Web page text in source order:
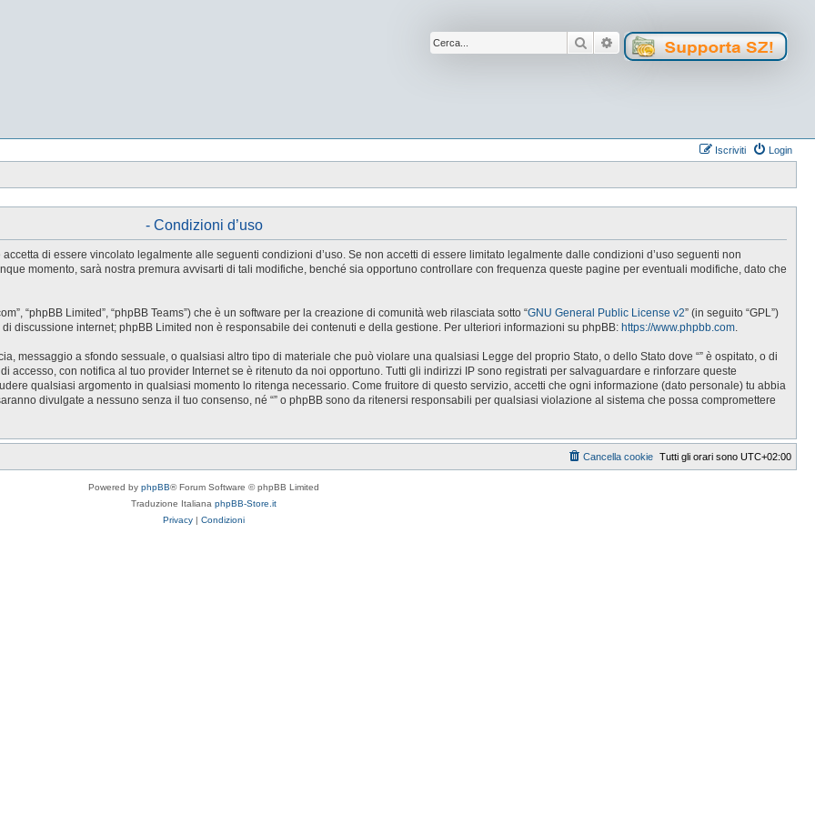
Cerca Ricerca avanzata
Login
Iscriviti
- Condizioni d’uso
accetta di essere vincolato legalmente alle seguenti condizioni d’uso. Se non accetti di essere limitato legalmente dalle condizioni d’uso seguenti non
momento, sarà nostra premura avvisarti di tali modifiche, benché sia opportuno controllare con frequenza queste pagine per eventuali modifiche, dato che
“phpBB Limited”, “phpBB Teams”) che è un software per la creazione di comunità web rilasciata sotto “GNU General Public License v2” (in seguito “GPL”)
discussione internet; phpBB Limited non è responsabile dei contenuti e della gestione. Per ulteriori informazioni su phpBB: https://www.phpbb.com.
messaggio a sfondo sessuale, o qualsiasi altro tipo di materiale che può violare una qualsiasi Legge del proprio Stato, o dello Stato dove “” è ospitato, o di
accesso, con notifica al tuo provider Internet se è ritenuto da noi opportuno. Tutti gli indirizzi IP sono registrati per salvaguardare e rinforzare queste
qualsiasi argomento in qualsiasi momento lo ritenga necessario. Come fruitore di questo servizio, accetti che ogni informazione (dato personale) tu abbia
divulgate a nessuno senza il tuo consenso, né “” o phpBB sono da ritenersi responsabili per qualsiasi violazione al sistema che possa compromettere
Tutti gli orari sono UTC+02:00
Cancella cookie
Powered by phpBB® Forum Software © phpBB Limited
Traduzione Italiana phpBB-Store.it
Privacy | Condizioni